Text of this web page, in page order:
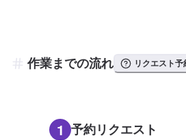
作業までの流れ リクエスト予
1 予約リクエスト